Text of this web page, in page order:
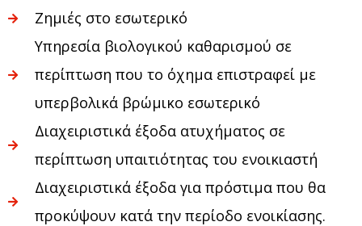
Ζημιές στο εσωτερικό
Υπηρεσία βιολογικού καθαρισμού σε
περίπτωση που το όχημα επιστραφεί με
υπερβολικά βρώμικο εσωτερικό
Διαχειριστικά έξοδα ατυχήματος σε
περίπτωση υπαιτιότητας του ενοικιαστή
Διαχειριστικά έξοδα για πρόστιμα που θα
προκύψουν κατά την περίοδο ενοικίασης.